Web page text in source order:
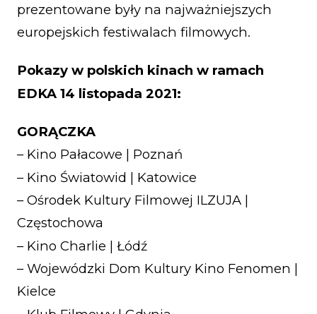
prezentowane były na najważniejszych
europejskich festiwalach filmowych.
Pokazy w polskich kinach w ramach
EDKA 14 listopada 2021:
GORĄCZKA
– Kino Pałacowe | Poznań
– Kino Światowid | Katowice
– Ośrodek Kultury Filmowej ILZUJA |
Częstochowa
– Kino Charlie | Łódź
– Wojewódzki Dom Kultury Kino Fenomen |
Kielce